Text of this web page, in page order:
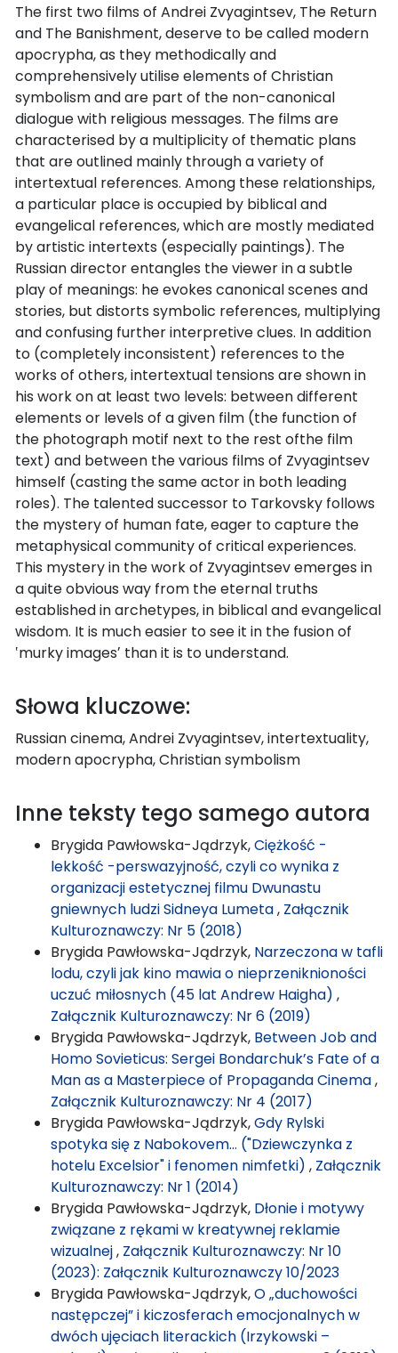
The first two films of Andrei Zvyagintsev, The Return
and The Banishment, deserve to be called modern
apocrypha, as they methodically and
comprehensively utilise elements of Christian
symbolism and are part of the non-canonical
dialogue with religious messages. The films are
characterised by a multiplicity of thematic plans
that are outlined mainly through a variety of
intertextual references. Among these relationships,
a particular place is occupied by biblical and
evangelical references, which are mostly mediated
by artistic intertexts (especially paintings). The
Russian director entangles the viewer in a subtle
play of meanings: he evokes canonical scenes and
stories, but distorts symbolic references, multiplying
and confusing further interpretive clues. In addition
to (completely inconsistent) references to the
works of others, intertextual tensions are shown in
his work on at least two levels: between different
elements or levels of a given film (the function of
the photograph motif next to the rest ofthe film
text) and between the various films of Zvyagintsev
himself (casting the same actor in both leading
roles). The talented successor to Tarkovsky follows
the mystery of human fate, eager to capture the
metaphysical community of critical experiences.
This mystery in the work of Zvyagintsev emerges in
a quite obvious way from the eternal truths
established in archetypes, in biblical and evangelical
wisdom. It is much easier to see it in the fusion of
‛murky imagesʼ than it is to understand.
Słowa kluczowe:
Russian cinema, Andrei Zvyagintsev, intertextuality,
modern apocrypha, Christian symbolism
Inne teksty tego samego autora
Brygida Pawłowska-Jądrzyk,Ciężkość -
lekkość -perswazyjność, czyli co wynika z
organizacji estetycznej filmu Dwunastu
gniewnych ludzi Sidneya Lumeta, Załącznik
Kulturoznawczy: Nr 5 (2018)
Brygida Pawłowska-Jądrzyk, Narzeczona w tafli
lodu, czyli jak kino mawia o nieprzeniknioności
uczuć miłosnych (45 lat Andrew Haigha) ,
Załącznik Kulturoznawczy: Nr 6 (2019)
Brygida Pawłowska-Jądrzyk, Between Job and
Homo Sovieticus: Sergei Bondarchuk’s Fate of a
Man as a Masterpiece of Propaganda Cinema,
Załącznik Kulturoznawczy: Nr 4 (2017)
Brygida Pawłowska-Jądrzyk,Gdy Rylski
spotyka się z Nabokovem… ("Dziewczynka z
hotelu Excelsior" i fenomen nimfetki) , Załącznik
Kulturoznawczy: Nr 1 (2014)
Brygida Pawłowska-Jądrzyk, Dłonie i motywy
związane z rękami w kreatywnej reklamie
wizualnej, Załącznik Kulturoznawczy: Nr 10
(2023): Załącznik Kulturoznawczy 10/2023
Brygida Pawłowska-Jądrzyk,O „duchowości
następczej” i kiczosferach emocjonalnych w
dwóch ujęciach literackich (Irzykowski –